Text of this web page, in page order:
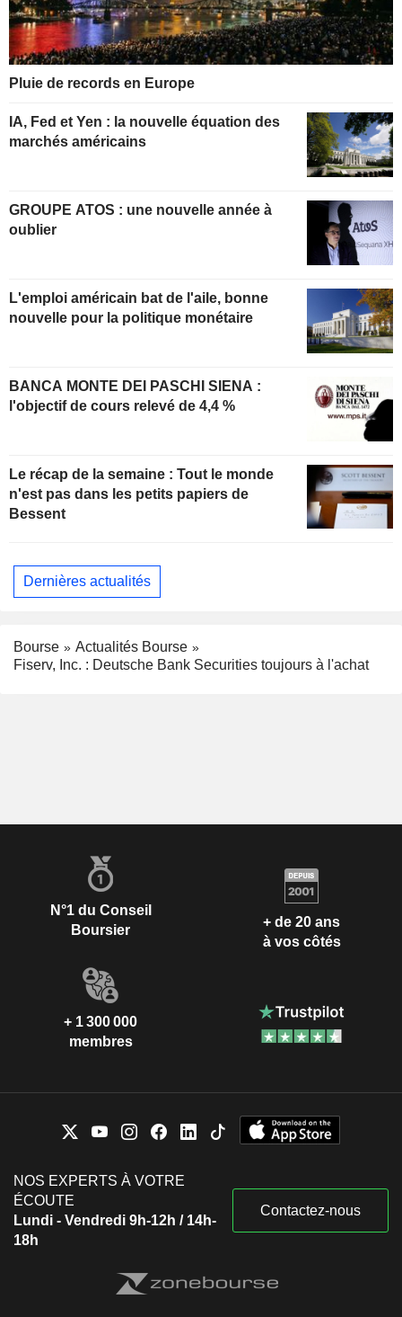
Pluie de records en Europe
IA, Fed et Yen : la nouvelle équation des
marchés américains
GROUPE ATOS : une nouvelle année à
oublier
L'emploi américain bat de l'aile, bonne
nouvelle pour la politique monétaire
BANCA MONTE DEI PASCHI SIENA :
l'objectif de cours relevé de 4,4 %
Le récap de la semaine : Tout le monde
n'est pas dans les petits papiers de
Bessent
Dernières actualités
Bourse
Actualités Bourse
Fiserv, Inc. : Deutsche Bank Securities toujours à l'achat
N°1 du Conseil
Boursier
+ de 20 ans
à vos côtés
+ 1 300 000
membres
NOS EXPERTS À VOTRE
ÉCOUTE
Lundi - Vendredi 9h-12h / 14h-
18h
Contactez-nous